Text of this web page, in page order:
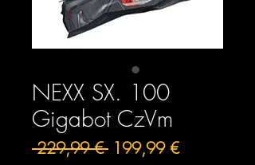
NEXX SX. 100
Gigabot CzVm
229,99 € Preço
199,99 €Preço